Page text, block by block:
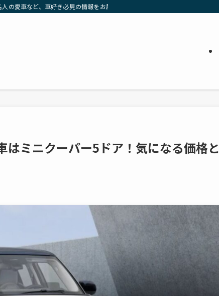
の愛車など、車好き必見の情報をお届け」
はミニクーパー5ドア！気になる価格と